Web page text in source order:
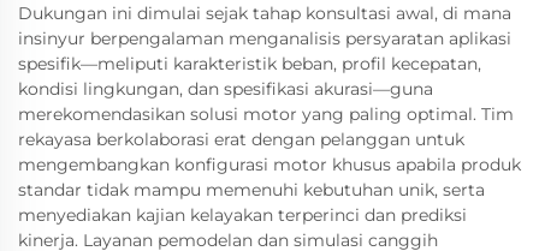
Dukungan ini dimulai sejak tahap konsultasi awal, di mana
insinyur berpengalaman menganalisis persyaratan aplikasi
spesifik—meliputi karakteristik beban, profil kecepatan,
kondisi lingkungan, dan spesifikasi akurasi—guna
merekomendasikan solusi motor yang paling optimal. Tim
rekayasa berkolaborasi erat dengan pelanggan untuk
mengembangkan konfigurasi motor khusus apabila produk
standar tidak mampu memenuhi kebutuhan unik, serta
menyediakan kajian kelayakan terperinci dan prediksi
kinerja. Layanan pemodelan dan simulasi canggih